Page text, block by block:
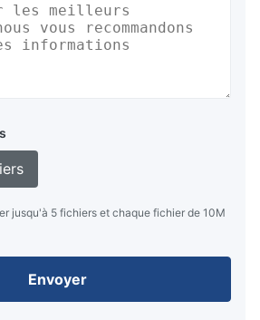
jusqu'à 5 fichiers et chaque fichier de 10M
Envoyer